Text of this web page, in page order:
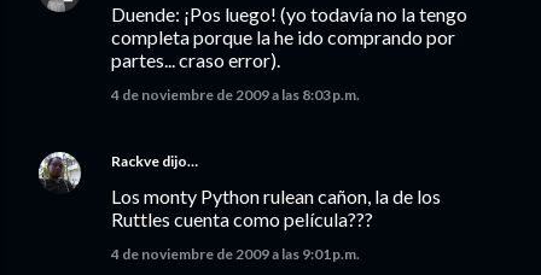
Duende: ¡Pos luego! (yo todavía no la tengo
completa porque la he ido comprando por
partes... craso error).
4 de noviembre de 2009 a las 8:03 p.m.
Rackve dijo…
Los monty Python rulean cañon, la de los
Ruttles cuenta como película???
4 de noviembre de 2009 a las 9:01 p.m.